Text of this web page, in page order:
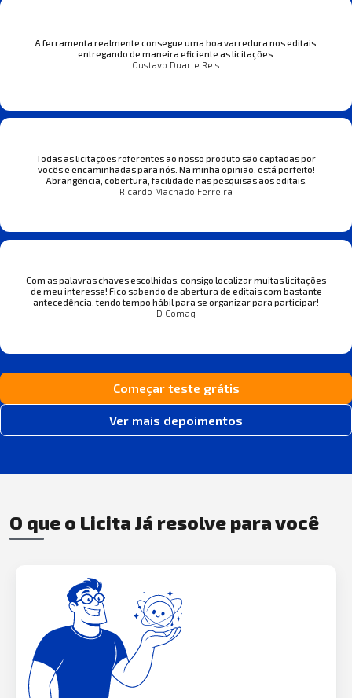
A ferramenta realmente consegue uma boa varredura nos editais,
entregando de maneira eficiente as licitações.
Gustavo Duarte Reis
Todas as licitações referentes ao nosso produto são captadas por
vocês e encaminhadas para nós. Na minha opinião, está perfeito!
Abrangência, cobertura, facilidade nas pesquisas aos editais.
Ricardo Machado Ferreira
Com as palavras chaves escolhidas, consigo localizar muitas licitações
de meu interesse! Fico sabendo de abertura de editais com bastante
antecedência, tendo tempo hábil para se organizar para participar!
D Comaq
Começar teste grátis
Ver mais depoimentos
O que o Licita Já resolve para você